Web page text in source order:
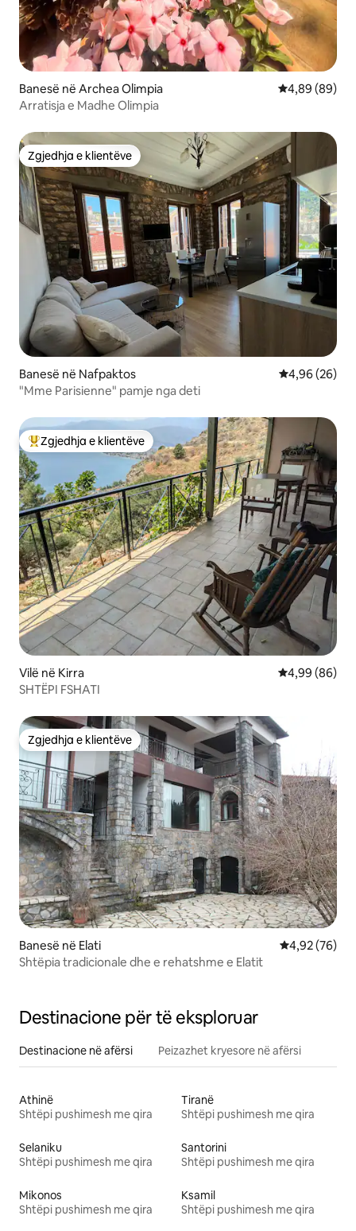
Banesë në Archea Olimpia Vlerësimi
4,89 (89)
Arratisja e Madhe Olimpia
Zgjedhja e klientëve
Zgjedhja e klientëve
Banesë në Nafpaktos Vlerësimi
4,96 (26)
"Mme Parisienne" pamje nga deti
Më të mirat e zgjedhjeve të klientëve
Zgjedhja e klientëve
Vilë në Kirra Vlerësimi
4,99 (86)
SHTËPI FSHATI
Zgjedhja e klientëve
Zgjedhja e klientëve
Banesë në Elati Vlerësimi
4,92 (76)
Shtëpia tradicionale dhe e rehatshme e Elatit
Destinacione për të eksploruar
Destinacione në afërsi Peizazhet kryesore në afërsi
Athinë
Shtëpi pushimesh me qira
Tiranë
Shtëpi pushimesh me qira
Selaniku
Shtëpi pushimesh me qira
Santorini
Shtëpi pushimesh me qira
Mikonos
Shtëpi pushimesh me qira
Ksamil
Shtëpi pushimesh me qira